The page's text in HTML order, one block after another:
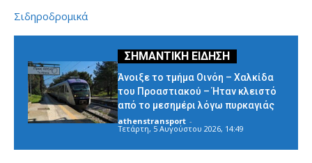
Σιδηροδρομικά
Άνοιξε το τμήμα Οινόη – Χαλκίδα
του Προαστιακού – Ήταν κλειστό
από το μεσημέρι λόγω πυρκαγιάς
athenstransport -
Τετάρτη, 5 Αυγούστου 2026, 14:49